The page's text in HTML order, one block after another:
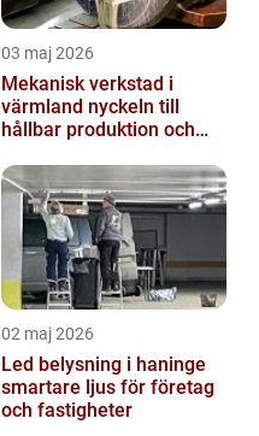
03 maj 2026
Mekanisk verkstad i
värmland nyckeln till
hållbar produktion och
02 maj 2026
Led belysning i haninge
smartare ljus för företag
och fastigheter